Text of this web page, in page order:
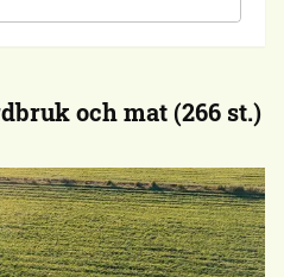
och mat (266 st.)